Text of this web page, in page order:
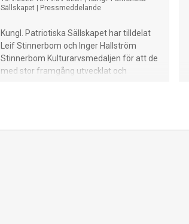
Sällskapet
Pressmeddelande
Kungl. Patriotiska Sällskapet har tilldelat
Leif Stinnerbom och Inger Hallström
Stinnerbom Kulturarvsmedaljen för att de
med stor framgång utvecklat och